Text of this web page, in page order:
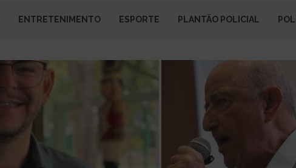
ENTRETENIMENTO ESPORTE PLANTÃO POLICIAL